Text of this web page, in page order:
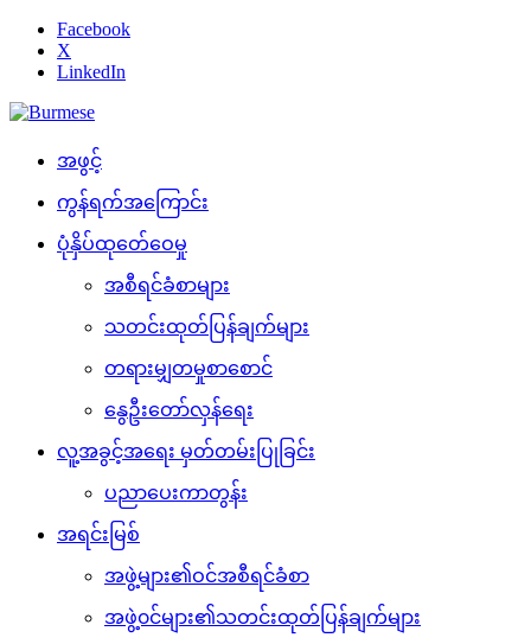
Facebook
X
LinkedIn
အဖွင့်
ကွန်ရက်အကြောင်း
ပုံနှိပ်ထုတ်ေဝေမှု
အစီရင်ခံစာများ
သတင်းထုတ်ပြန်ချက်များ
တရားမျှတမှုစာစောင်
နွေဦးတော်လှန်ရေး
လူ့အခွင့်အရေး မှတ်တမ်းပြုခြင်း
ပညာပေးကာတွန်း
အရင်းမြစ်
အဖွဲ့များ၏ဝင်အစီရင်ခံစာ
အဖွဲ့၀င်များ၏သတင်းထုတ်ပြန်ချက်များ